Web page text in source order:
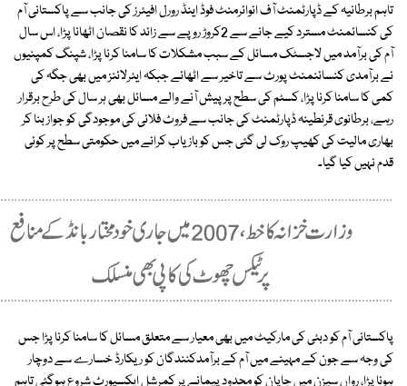
تاہم برطانیہ کے ڈپارٹمنٹ آف انوائرمنٹ فوڈ اینڈ رورل افیئرز کی جانب سے پاکستانی آم
کی کنسائمنٹ مسترد کیے جانے سے 2کروڑ روپے سے زائد کا نقصان اٹھانا پڑا، اس سال
آم کی برآمد میں لاجسٹک مسائل کے سبب مشکلات کا سامنا کرنا پڑا، شپنگ کمپنیوں
نے برآمدی کنسائنمنٹ پورٹ سے تاخیر سے اٹھائے جبکہ ایئرلائنز میں بھی جگہ کی
کمی کا سامنا کرنا پڑا، کسٹم کی سطح پر پیش آنے والے مسائل بھی ہر سال کی طرح برقرار
رہے، برطانوی قرنطینہ ڈپارٹمنٹ کی جانب سے فروٹ فلائی کی موجودگی کو جواز بنا کر
بھاری مالیت کی کھیپ روک لی گئی جس کو بازیاب کرانے میں حکومتی سطح پر کوئی
قدم نہیں کیا گیا۔
پاکستانی آم کو دبئی کی مارکیٹ میں بھی معیار سے متعلق مسائل کا سامنا کرنا پڑا جس
کی وجہ سے جون کے مہینے میں آم کے برآمدکنندگان کو ریکارڈ خسارے سے دوچار
ہونا پڑا، رواں سیزن میں جاپان کو محدود پیمانے پر کمرشل ایکسپورٹ شروع ہوگئی تاہم